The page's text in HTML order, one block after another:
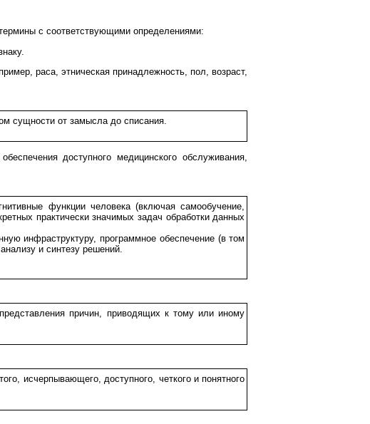
с соответствующими определениями:
раса, этническая принадлежность, пол, возраст,
сущности от замысла до списания.
доступного медицинского обслуживания,
функции человека (включая самообучение,
практически значимых задач обработки данных
инфраструктуру, программное обеспечение (в том
и синтезу решений.
причин, приводящих к тому или иному
исчерпывающего, доступного, четкого и понятного